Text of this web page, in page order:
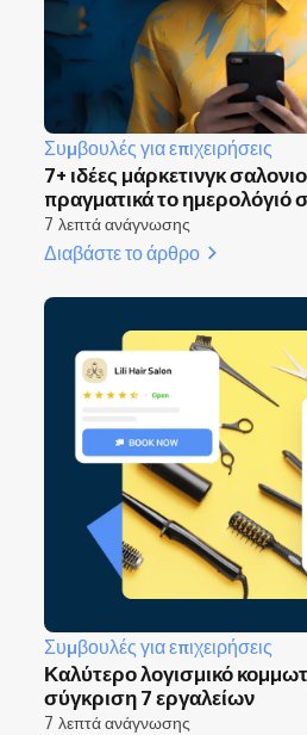
Συμβουλές για επιχειρήσεις
7+ ιδέες μάρκετινγκ
πραγματικά το ημερολόγιό
7 λεπτά ανάγνωσης
Διαβάστε το άρθρο
Συμβουλές για επιχειρήσεις
Καλύτερο λογισμικό
σύγκριση 7 εργαλείων
7 λεπτά ανάγνωσης